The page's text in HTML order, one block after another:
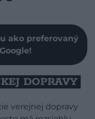
ako preferovaný
DOPRAVY
verejnej dopravy